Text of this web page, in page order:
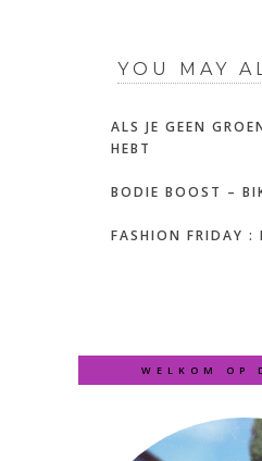
YOU MAY
ALS JE GEEN
HEBT
BODIE BOOST –
FASHION FRIDAY :
WELKOM OP